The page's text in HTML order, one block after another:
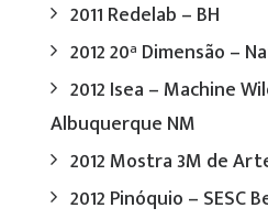
2011 Redelab – BH
2012 20ª Dimensão –
2012 Isea – Machine
Albuquerque NM
2012 Mostra 3M de
2012 Pinóquio – SESC